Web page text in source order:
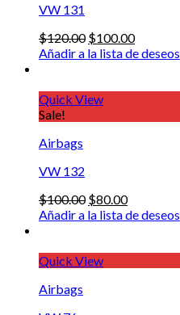
VW 131
$120.00 $100.00
Añadir a la lista de deseos
Quick View
Sale!
Airbags
VW 132
$100.00 $80.00
Añadir a la lista de deseos
Quick View
Airbags